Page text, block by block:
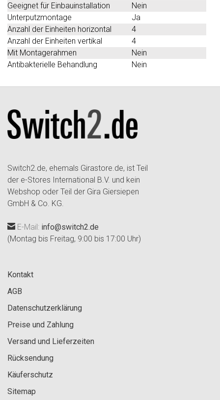
Geeignet für Einbauinstallation
Nein
Unterputzmontage
Ja
Anzahl der Einheiten horizontal
4
Anzahl der Einheiten vertikal
4
Mit Montagerahmen
Nein
Antibakterielle Behandlung
Nein
Switch2.de, ehemals Girastore.de, ist Teil
der e-Stores International B.V. und kein
Webshop oder Teil der Gira Giersiepen
GmbH & Co. KG.
E-Mail: info@switch2.de
(Montag bis Freitag, 9:00 bis 17:00 Uhr)
Kontakt
AGB
Datenschutzerklärung
Preise und Zahlung
Versand und Lieferzeiten
Rücksendung
Käuferschutz
Sitemap